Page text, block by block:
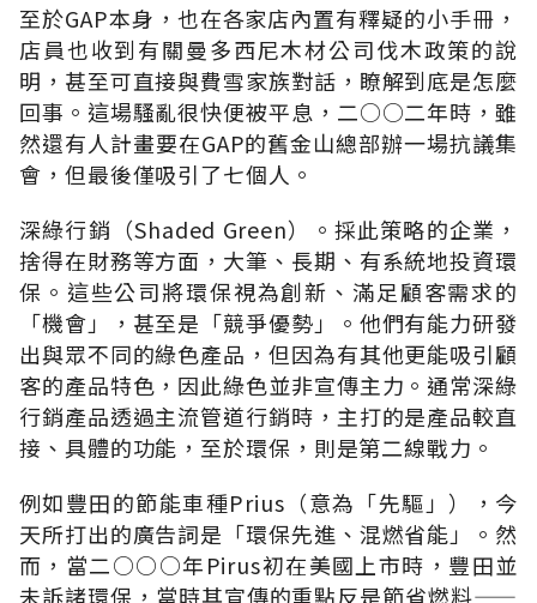
至於GAP本身，也在各家店內置有釋疑的小手冊，
店員也收到有關曼多西尼木材公司伐木政策的說
明，甚至可直接與費雪家族對話，瞭解到底是怎麼
回事。這場騷亂很快便被平息，二○○二年時，雖
然還有人計畫要在GAP的舊金山總部辦一場抗議集
會，但最後僅吸引了七個人。
深綠行銷（Shaded Green）。採此策略的企業，
捨得在財務等方面，大筆、長期、有系統地投資環
保。這些公司將環保視為創新、滿足顧客需求的
「機會」，甚至是「競爭優勢」。他們有能力研發
出與眾不同的綠色產品，但因為有其他更能吸引顧
客的產品特色，因此綠色並非宣傳主力。通常深綠
行銷產品透過主流管道行銷時，主打的是產品較直
接、具體的功能，至於環保，則是第二線戰力。
例如豐田的節能車種Prius（意為「先驅」），今
天所打出的廣告詞是「環保先進、混燃省能」。然
而，當二○○○年Pirus初在美國上市時，豐田並
未訴諸環保，當時其宣傳的重點反是節省燃料——